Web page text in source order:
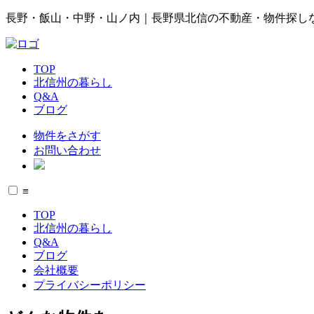
長野・飯山・中野・山ノ内｜長野県北信の不動産・物件探し
TOP
北信州の暮らし
Q&A
ブログ
物件をさがす
お問い合わせ
≡
TOP
北信州の暮らし
Q&A
ブログ
会社概要
プライバシーポリシー